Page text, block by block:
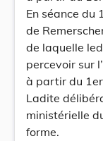
En séance du
de
de laquelle
percevoir sur
à partir du
Ladite
ministérielle
forme.